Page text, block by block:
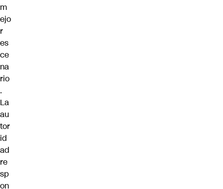
m
ejo
r
es
ce
na
rio
.
La
au
tor
id
ad
re
sp
on